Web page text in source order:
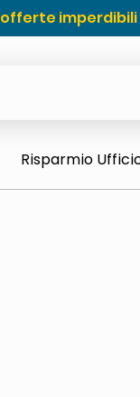
offerte imperdibili
Risparmio